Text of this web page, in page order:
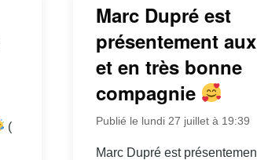
(
Marc Dupré est
présentement
et en très bonne
compagnie
Publié le lundi 27 juillet à 19:39
Marc Dupré est